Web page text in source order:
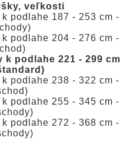
veľkosti
podlahe 187 - 253 cm
podlahe 204 - 276 cm
k podlahe 221 - 299
podlahe 238 - 322 cm
podlahe 255 - 345 cm
podlahe 272 - 368 cm